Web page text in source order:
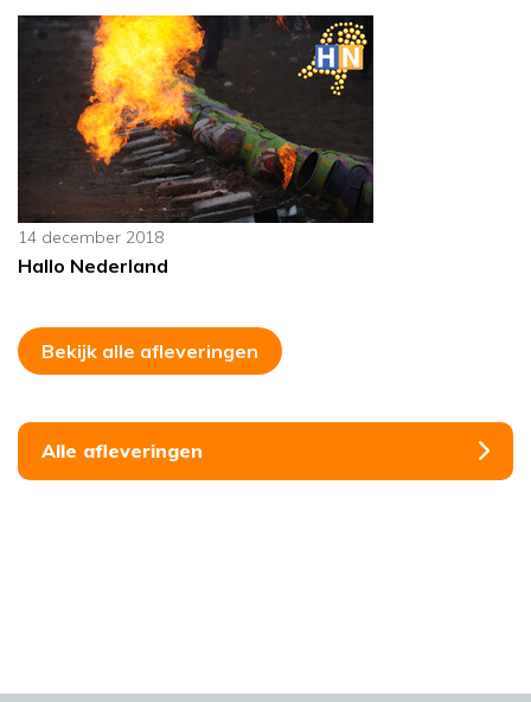
14 december 2018
Hallo Nederland
Bekijk alle afleveringen
Alle afleveringen